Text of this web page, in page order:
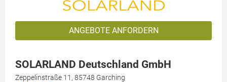
ANGEBOTE ANFORDERN
SOLARLAND Deutschland GmbH
Zeppelinstraße 11, 85748 Garching